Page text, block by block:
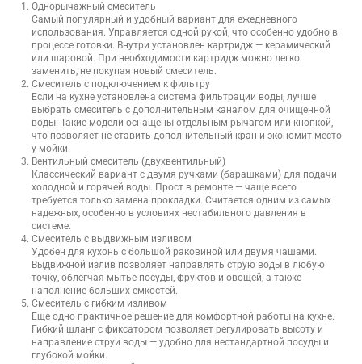
Однорычажный смеситель
Самый популярный и удобный вариант для ежедневного
использования. Управляется одной рукой, что особенно удобно в
процессе готовки. Внутри установлен картридж — керамический
или шаровой. При необходимости картридж можно легко
заменить, не покупая новый смеситель.
Смеситель с подключением к фильтру
Если на кухне установлена система фильтрации воды, лучше
выбрать смеситель с дополнительным каналом для очищенной
воды. Такие модели оснащены отдельным рычагом или кнопкой,
что позволяет не ставить дополнительный кран и экономит место
у мойки.
Вентильный смеситель (двухвентильный)
Классический вариант с двумя ручками (барашками) для подачи
холодной и горячей воды. Прост в ремонте — чаще всего
требуется только замена прокладки. Считается одним из самых
надежных, особенно в условиях нестабильного давления в
системе.
Смеситель с выдвижным изливом
Удобен для кухонь с большой раковиной или двумя чашами.
Выдвижной излив позволяет направлять струю воды в любую
точку, облегчая мытье посуды, фруктов и овощей, а также
наполнение больших емкостей.
Смеситель с гибким изливом
Еще одно практичное решение для комфортной работы на кухне.
Гибкий шланг с фиксатором позволяет регулировать высоту и
направление струи воды — удобно для нестандартной посуды и
глубокой мойки.